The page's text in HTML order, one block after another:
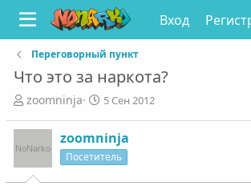
Вход
Переговорный пункт
Что это за наркота?
А
т
о
т
zoomninja
Д
т
а
н
5 Сен 2012
zoomninja
Посетитель